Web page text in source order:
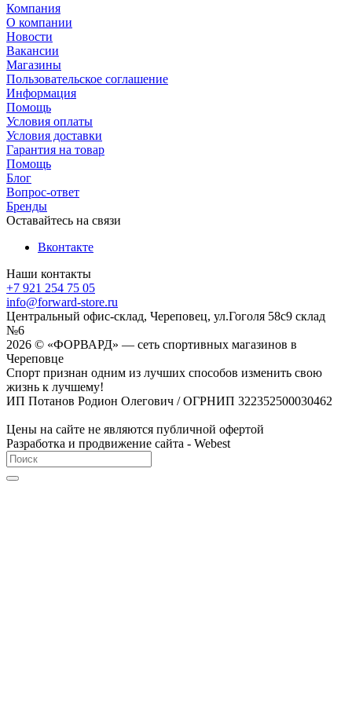
Компания
О компании
Новости
Вакансии
Магазины
Пользовательское соглашение
Информация
Помощь
Условия оплаты
Условия доставки
Гарантия на товар
Помощь
Блог
Вопрос-ответ
Бренды
Оставайтесь на связи
Вконтакте
Наши контакты
+7 921 254 75 05
info@forward-store.ru
Центральный офис-склад, Череповец, ул.Гоголя 58с9 склад
№6
2026 © «ФОРВАРД» — сеть спортивных магазинов в
Череповце
Спорт признан одним из лучших способов изменить свою
жизнь к лучшему!
ИП Потанов Родион Олегович / ОГРНИП 322352500030462
Цены на сайте не являются публичной офертой
Разработка и продвижение сайта - Webest